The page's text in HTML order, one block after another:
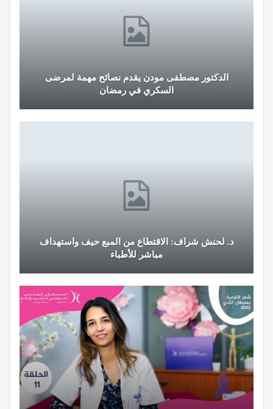
الدكتور مصطفى مودن يقدم نصائح مهمة لمرضى
السكري في رمضان
د. لحنش شراف: الاقتطاع من المبع حيف واستهداف
مباشر للأطباء